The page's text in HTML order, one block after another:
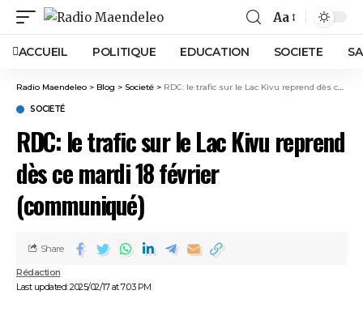
Aa
ACCUEIL POLITIQUE EDUCATION SOCIETE
Radio Maendeleo > Blog > Societé > RDC: le trafic sur le Lac Kivu reprend dès ce mardi 18 février (communiqué)
SOCIETÉ
RDC: le trafic sur le Lac Kivu reprend
dès ce mardi 18 février
(communiqué)
Last updated: 2025/02/17 at 7:03 PM
Rédaction
Share